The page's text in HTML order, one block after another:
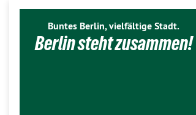
Buntes Berlin, vielfältige Stadt.
Berlin steht zusammen!